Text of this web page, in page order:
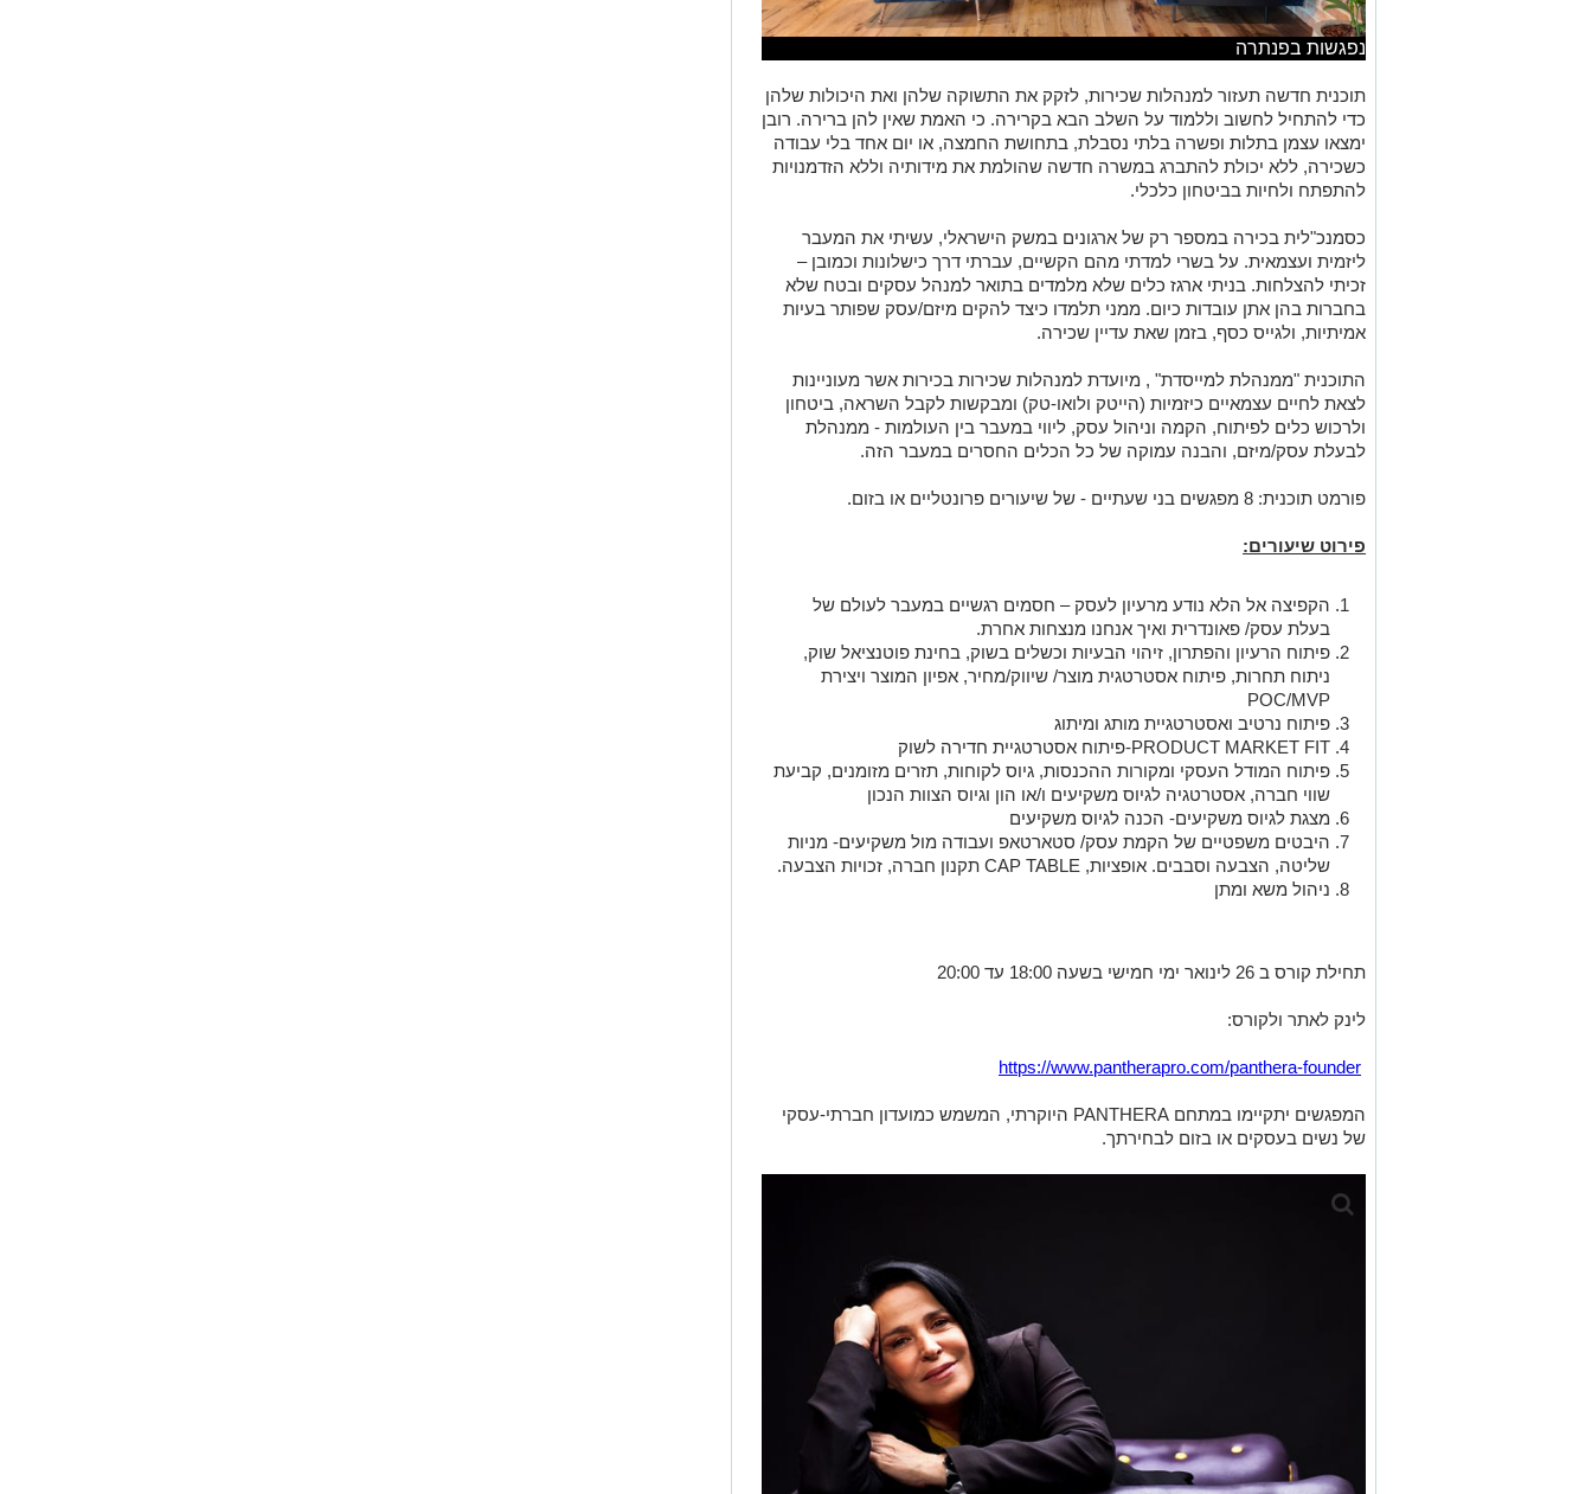
נפגשות בפנתרה
תוכנית חדשה תעזור למנהלות שכירות, לזקק את התשוקה שלהן ואת היכולות שלהן
כדי להתחיל לחשוב וללמוד על השלב הבא בקרירה. כי האמת שאין להן ברירה. רובן
ימצאו עצמן בתלות ופשרה בלתי נסבלת, בתחושת החמצה, או יום אחד בלי עבודה
כשכירה, ללא יכולת להתברג במשרה חדשה שהולמת את מידותיה וללא הזדמנויות
להתפתח ולחיות בביטחון כלכלי.
כסמנכ"לית בכירה במספר רק של ארגונים במשק הישראלי, עשיתי את המעבר
ליזמית ועצמאית. על בשרי למדתי מהם הקשיים, עברתי דרך כישלונות וכמובן –
זכיתי להצלחות. בניתי ארגז כלים שלא מלמדים בתואר למנהל עסקים ובטח שלא
בחברות בהן אתן עובדות כיום. ממני תלמדו כיצד להקים מיזם/עסק שפותר בעיות
אמיתיות, ולגייס כסף, בזמן שאת עדיין שכירה.
התוכנית "ממנהלת למייסדת" , מיועדת למנהלות שכירות בכירות אשר מעוניינות
לצאת לחיים עצמאיים כיזמיות (הייטק ולואו-טק) ומבקשות לקבל השראה, ביטחון
ולרכוש כלים לפיתוח, הקמה וניהול עסק, ליווי במעבר בין העולמות - ממנהלת
לבעלת עסק/מיזם, והבנה עמוקה של כל הכלים החסרים במעבר הזה.
פורמט תוכנית: 8 מפגשים בני שעתיים - של שיעורים פרונטליים או בזום.
פירוט שיעורים:
הקפיצה אל הלא נודע מרעיון לעסק – חסמים רגשיים במעבר לעולם של
בעלת עסק/ פאונדרית ואיך אנחנו מנצחות אחרת.
פיתוח הרעיון והפתרון, זיהוי הבעיות וכשלים בשוק, בחינת פוטנציאל שוק,
ניתוח תחרות, פיתוח אסטרטגית מוצר/ שיווק/מחיר, אפיון המוצר ויצירת
POC/MVP
פיתוח נרטיב ואסטרטגיית מותג ומיתוג
PRODUCT MARKET FIT-פיתוח אסטרטגיית חדירה לשוק
פיתוח המודל העסקי ומקורות ההכנסות, גיוס לקוחות, תזרים מזומנים, קביעת
שווי חברה, אסטרטגיה לגיוס משקיעים ו/או הון וגיוס הצוות הנכון
מצגת לגיוס משקיעים- הכנה לגיוס משקיעים
היבטים משפטיים של הקמת עסק/ סטארטאפ ועבודה מול משקיעים- מניות
שליטה, הצבעה וסבבים. אופציות, CAP TABLE תקנון חברה, זכויות הצבעה.
ניהול משא ומתן
תחילת קורס ב 26 לינואר ימי חמישי בשעה 18:00 עד 20:00
לינק לאתר ולקורס:
https://www.pantherapro.com/panthera-founder
המפגשים יתקיימו במתחם PANTHERA היוקרתי, המשמש כמועדון חברתי-עסקי
של נשים בעסקים או בזום לבחירתך.